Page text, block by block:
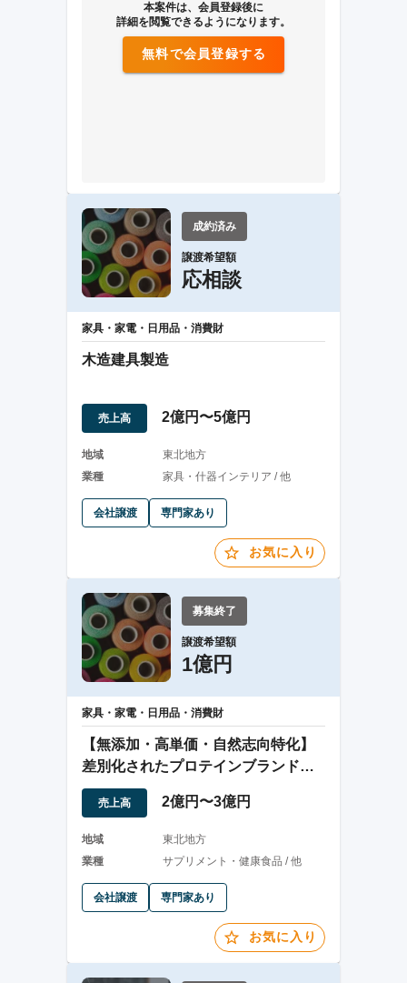
本案件は、会員登録後に
詳細を閲覧できるようになります。
無料で会員登録する
成約済み
譲渡希望額
応相談
家具・家電・日用品・消費財
木造建具製造
売上高 2億円〜5億円
地域
東北地方
業種
家具・什器インテリア / 他
会社譲渡 専門家あり
お気に入り
募集終了
譲渡希望額
1億円
家具・家電・日用品・消費財
【無添加・高単価・自然志向特化】
差別化されたプロテインブランド事
業
売上高 2億円〜3億円
地域
東北地方
業種
サプリメント・健康食品 / 他
会社譲渡 専門家あり
お気に入り